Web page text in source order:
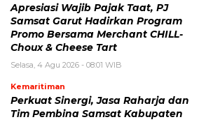
Apresiasi Wajib Pajak Taat, PJ
Samsat Garut Hadirkan Program
Promo Bersama Merchant CHILL-
Choux & Cheese Tart
Selasa, 4 Agu 2026 - 08:01 WIB
Kemaritiman
Perkuat Sinergi, Jasa Raharja dan
Tim Pembina Samsat Kabupaten